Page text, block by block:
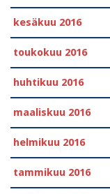
kesäkuu 2016
toukokuu 2016
huhtikuu 2016
maaliskuu 2016
helmikuu 2016
tammikuu 2016